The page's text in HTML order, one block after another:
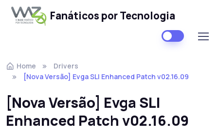
Fanáticos por Tecnologia
Home
Drivers
[Nova Versão] Evga SLI Enhanced Patch v02.16.09
[Nova Versão] Evga SLI
Enhanced Patch v02.16.09